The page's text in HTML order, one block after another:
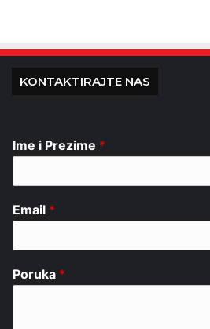
KONTAKTIRAJTE NAS
Ime i Prezime *
Email *
Poruka *